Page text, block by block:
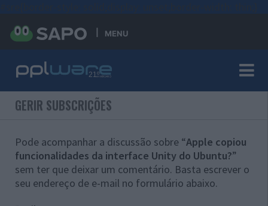
MENU
GERIR SUBSCRIÇÕES
Pode acompanhar a discussão sobre “Apple copiou
funcionalidades da interface Unity do Ubuntu?”
sem ter que deixar um comentário. Basta escrever o
seu endereço de e-mail no formulário abaixo.